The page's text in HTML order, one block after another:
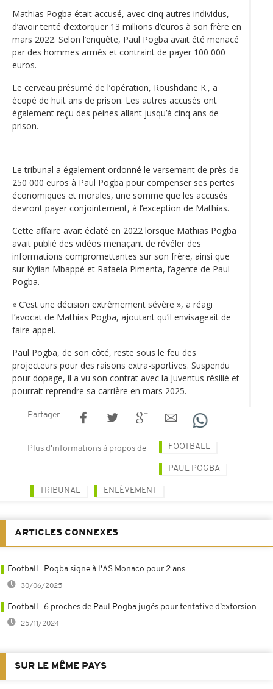
Mathias Pogba était accusé, avec cinq autres individus,
d’avoir tenté d’extorquer 13 millions d’euros à son frère en
mars 2022. Selon l’enquête, Paul Pogba avait été menacé
par des hommes armés et contraint de payer 100 000
euros.
Le cerveau présumé de l’opération, Roushdane K., a
écopé de huit ans de prison. Les autres accusés ont
également reçu des peines allant jusqu’à cinq ans de
prison.
Le tribunal a également ordonné le versement de près de
250 000 euros à Paul Pogba pour compenser ses pertes
économiques et morales, une somme que les accusés
devront payer conjointement, à l’exception de Mathias.
Cette affaire avait éclaté en 2022 lorsque Mathias Pogba
avait publié des vidéos menaçant de révéler des
informations compromettantes sur son frère, ainsi que
sur Kylian Mbappé et Rafaela Pimenta, l’agente de Paul
Pogba.
« C’est une décision extrêmement sévère », a réagi
l’avocat de Mathias Pogba, ajoutant qu’il envisageait de
faire appel.
Paul Pogba, de son côté, reste sous le feu des
projecteurs pour des raisons extra-sportives. Suspendu
pour dopage, il a vu son contrat avec la Juventus résilié et
pourrait reprendre sa carrière en mars 2025.
Partager
Plus d'informations à propos de FOOTBALL
PAUL POGBA
TRIBUNAL ENLÈVEMENT
ARTICLES CONNEXES
Football : Pogba signe à l'AS Monaco pour 2 ans
30/06/2025
Football : 6 proches de Paul Pogba jugés pour tentative d’extorsion
25/11/2024
SUR LE MÊME PAYS